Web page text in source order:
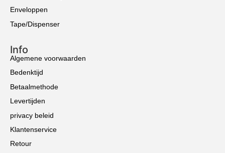
Enveloppen
Tape/Dispenser
Algemene voorwaarden
Bedenktijd
Betaalmethode
Levertijden
privacy beleid
Klantenservice
Retour
Info